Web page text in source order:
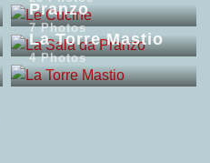
Pranzo
7 Photos
La Torre Mastio
4 Photos